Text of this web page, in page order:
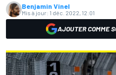
Benjamin Vinel
Mis à jour: 1 déc. 2022, 12:01
AJOUTER COMME